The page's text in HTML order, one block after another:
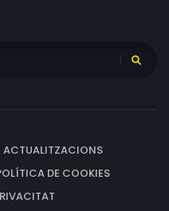
ACTUALITZACIONS
DE COOKIES